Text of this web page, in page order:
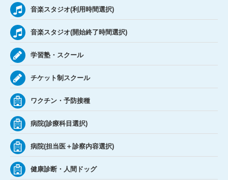
音楽スタジオ(利用時間選択)
音楽スタジオ(開始終了時間選択)
学習塾・スクール
チケット制スクール
ワクチン・予防接種
病院(診療科目選択)
病院(担当医＋診察内容選択)
健康診断・人間ドッグ